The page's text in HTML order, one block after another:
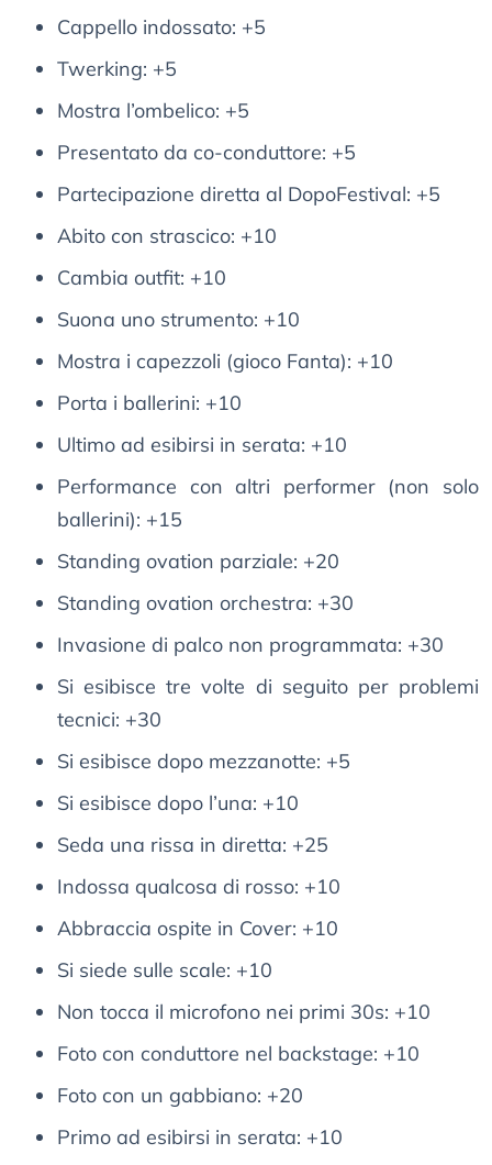
Cappello indossato: +5
Twerking: +5
Mostra l’ombelico: +5
Presentato da co-conduttore: +5
Partecipazione diretta al DopoFestival: +5
Abito con strascico: +10
Cambia outfit: +10
Suona uno strumento: +10
Mostra i capezzoli (gioco Fanta): +10
Porta i ballerini: +10
Ultimo ad esibirsi in serata: +10
Performance con altri performer (non solo
ballerini): +15
Standing ovation parziale: +20
Standing ovation orchestra: +30
Invasione di palco non programmata: +30
Si esibisce tre volte di seguito per problemi
tecnici: +30
Si esibisce dopo mezzanotte: +5
Si esibisce dopo l’una: +10
Seda una rissa in diretta: +25
Indossa qualcosa di rosso: +10
Abbraccia ospite in Cover: +10
Si siede sulle scale: +10
Non tocca il microfono nei primi 30s: +10
Foto con conduttore nel backstage: +10
Foto con un gabbiano: +20
Primo ad esibirsi in serata: +10